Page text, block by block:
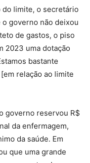
do limite, o secretário
governo não deixou
de gastos, o piso
2023 uma dotação
bastante
relação ao limite
governo reservou R$
da enfermagem,
da saúde. Em
que uma grande